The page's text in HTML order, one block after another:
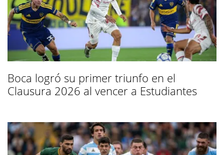
Boca logró su primer triunfo en el
Clausura 2026 al vencer a Estudiantes